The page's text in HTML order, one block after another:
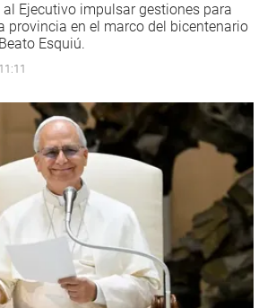
Ejecutivo impulsar gestiones para
provincia en el marco del bicentenario
Esquiú.